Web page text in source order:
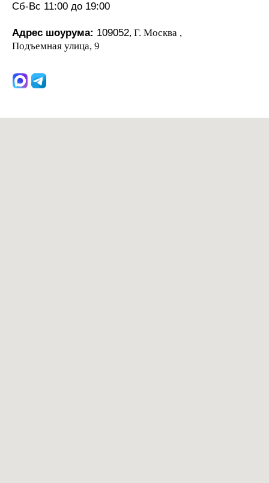
Сб-Вс 11:00 до 19:00
Адрес шоурума: 109052, Г. Москва ,
Подъемная улица, 9